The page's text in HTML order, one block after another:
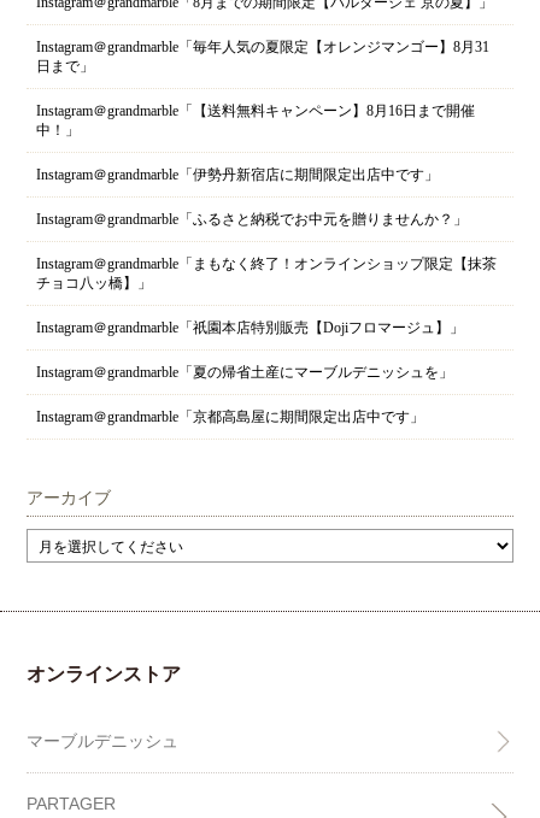
Instagram＠grandmarble「毎年人気の夏限定【オレンジマンゴー】8月31
日まで」
Instagram＠grandmarble「【送料無料キャンペーン】8月16日まで開催
中！」
Instagram＠grandmarble「伊勢丹新宿店に期間限定出店中です」
Instagram＠grandmarble「ふるさと納税でお中元を贈りませんか？」
Instagram＠grandmarble「まもなく終了！オンラインショップ限定【抹茶
チョコ八ッ橋】」
Instagram＠grandmarble「祇園本店特別販売【Dojiフロマージュ】」
Instagram＠grandmarble「夏の帰省土産にマーブルデニッシュを」
Instagram＠grandmarble「京都高島屋に期間限定出店中です」
アーカイブ
オンラインストア
マーブルデニッシュ
PARTAGER